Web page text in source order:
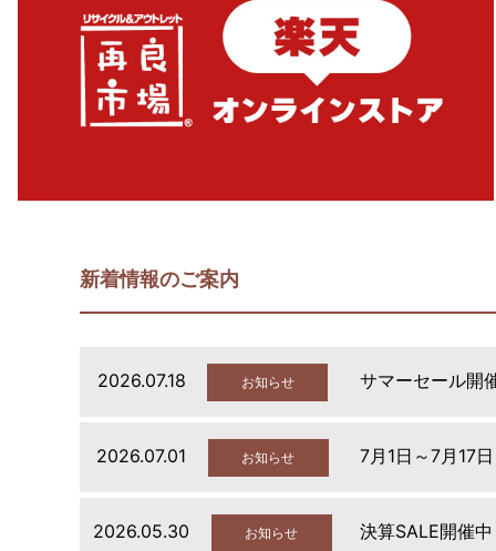
新着情報のご案内
2026.07.18 お知らせ サマーセール開
2026.07.01 お知らせ 7月1日～7月17
2026.05.30 お知らせ 決算SALE開催中